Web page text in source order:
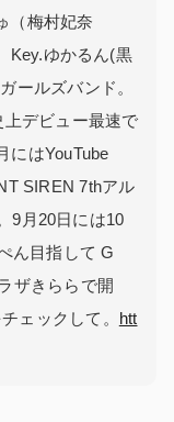
（梅村妃奈
Key.ゆかるん(黒
ールズバンド。
デビュー最速で
にはYouTube
SIREN 7thアル
9月20日には10
ん目指して G
ザきららで開
ェックして。
htt